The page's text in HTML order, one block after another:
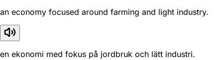
an economy focused around farming and light industry.
en ekonomi med fokus på jordbruk och lätt industri.